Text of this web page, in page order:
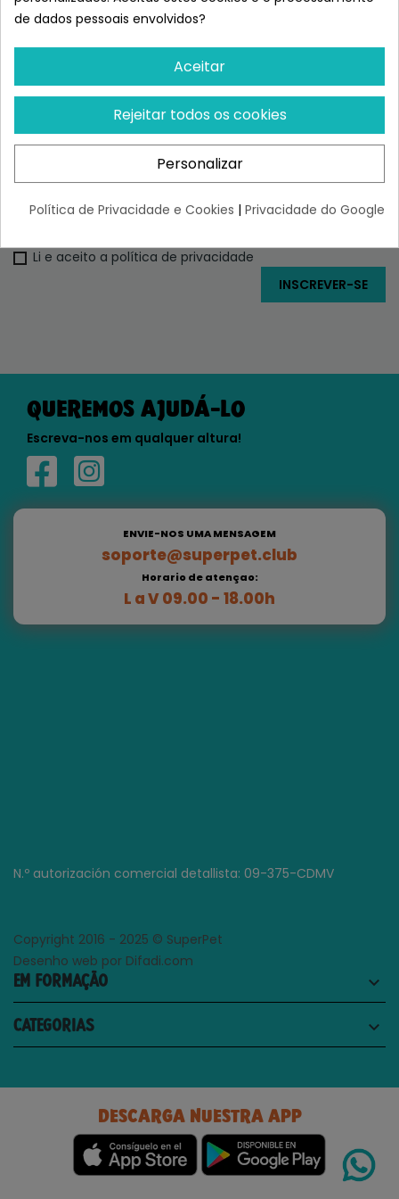
FAZ PARTE
DA FAMÍLIA SUPERPET
SUBSCREVER, CONHECER-NOS E TER
ACESSO A DESCONTOS EXCLUSIVOS
Li e aceito a política de privacidade
QUEREMOS AJUDÁ-LO
Escreva-nos em qualquer altura!
ENVIE-NOS UMA MENSAGEM
soporte@superpet.club
Horario de atençao:
L a V 09.00 - 18.00h
N.º autorización comercial detallista: 09-375-CDMV
Copyright 2016 - 2025 © SuperPet
Desenho web por Difadi.com
EM FORMAÇÃO keyboard_arrow_down
CATEGORIAS keyboard_arrow_down
DESCARGA NUESTRA APP
de dados pessoais envolvidos?
Aceitar
Rejeitar todos os cookies
Personalizar
Política de Privacidade e Cookies | Privacidade do Google